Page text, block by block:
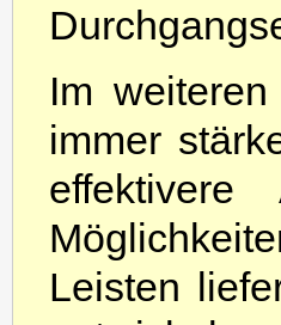
Im
immer
effektivere
Leisten